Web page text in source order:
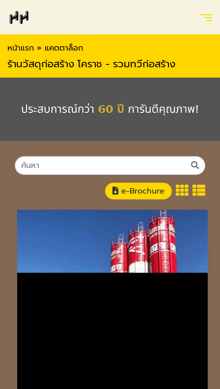
หน้าแรก » แคตตาล็อก
ร้านวัสดุก่อสร้าง โคราช - รวมทวีก่อสร้าง
e-Brochure